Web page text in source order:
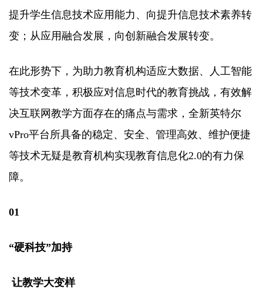
提升学生信息技术应用能力、向提升信息技术素养转
变；从应用融合发展，向创新融合发展转变。
在此形势下，为助力教育机构适应大数据、人工智能
等技术变革，积极应对信息时代的教育挑战，有效解
决互联网教学方面存在的痛点与需求，全新英特尔
vPro平台所具备的稳定、安全、管理高效、维护便捷
等技术无疑是教育机构实现教育信息化2.0的有力保
障。
01
“硬科技”加持
让教学大变样